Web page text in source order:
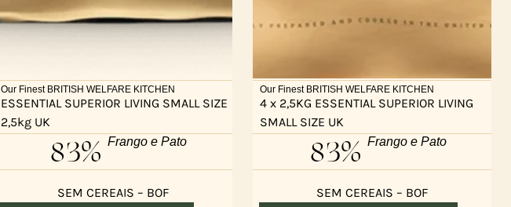
Our Finest BRITISH WELFARE KITCHEN
ESSENTIAL SUPERIOR LIVING SMALL SIZE
2,5kg UK
83% Frango e Pato
SEM CEREAIS – BOF
Our Finest BRITISH WELFARE KITCHEN
4 x 2,5KG ESSENTIAL SUPERIOR LIVING
SMALL SIZE UK
83% Frango e Pato
SEM CEREAIS – BOF